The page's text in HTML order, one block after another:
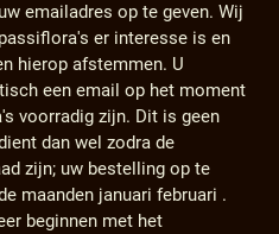
emailadres op te geven. Wij
er interesse is en
hierop afstemmen. U
een email op het moment
voorradig zijn. Dit is geen
dan wel zodra de
zijn; uw bestelling op te
maanden januari februari .
beginnen met het